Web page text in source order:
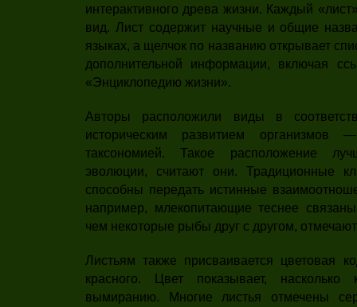
интерактивного древа жизни. Каждый
вид. Лист содержит научные и общие
языках, а щелчок по названию открывает
дополнительной информации, включая
«Энциклопедию жизни».
Авторы расположили виды в
историческим развитием
таксономией. Такое расположение
эволюции, считают они. Традиционные
способны передать истинные
например, млекопитающие теснее
чем некоторые рыбы друг с другом,
Листьям также присваивается цветовая
красного. Цвет показывает,
вымиранию. Многие листья отмечены